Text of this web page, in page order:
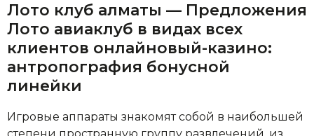
Лото клуб алматы — Предложения
Лото авиаклуб в видах всех
клиентов онлайновый-казино:
антропография бонусной
линейки
Игровые аппараты знакомят собой в наибольшей
степени пространную группу развлечений, из